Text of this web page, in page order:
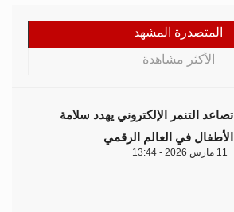
المتصدرة المشهد
الأكثر مشاهدة
تصاعد التنمر الإلكتروني يهدد سلامة
الأطفال في العالم الرقمي
11 مارس 2026 - 13:44